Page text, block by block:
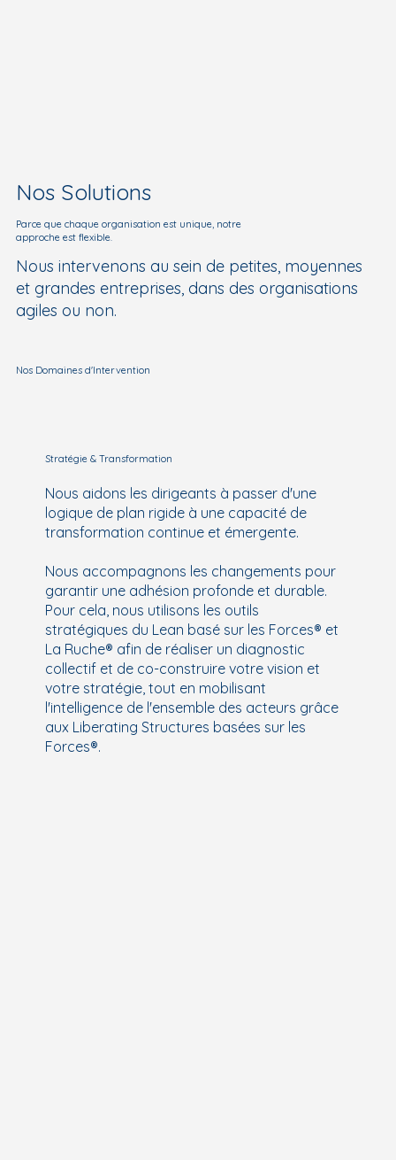
Nos Solutions
Parce que chaque organisation est unique, notre
approche est flexible.
Nous intervenons au sein de petites, moyennes
et grandes entreprises, dans des organisations
agiles ou non.
Nos Domaines d'Intervention
Stratégie & Transformation
Nous aidons les dirigeants à passer d'une
logique de plan rigide à une capacité de
transformation continue et émergente.
Nous accompagnons les changements pour
garantir une adhésion profonde et durable.
Pour cela, nous utilisons les outils
stratégiques du Lean basé sur les Forces® et
La Ruche® afin de réaliser un diagnostic
collectif et de co-construire votre vision et
votre stratégie, tout en mobilisant
l'intelligence de l'ensemble des acteurs grâce
aux Liberating Structures basées sur les
Forces®.